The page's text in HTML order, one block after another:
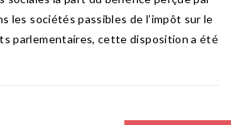
les sociétés passibles de l’impôt sur le
parlementaires, cette disposition a été